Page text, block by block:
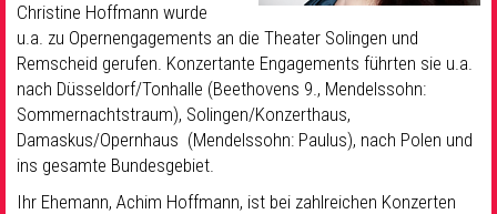
Seelsorge & Kontakt
Christine Hoffmann wurde
u.a. zu Opernengagements an die Theater Solingen und
Remscheid gerufen. Konzertante Engagements führten sie u.a.
nach Düsseldorf/Tonhalle (Beethovens 9., Mendelssohn:
Sommernachtstraum), Solingen/Konzerthaus,
Damaskus/Opernhaus (Mendelssohn: Paulus), nach Polen und
ins gesamte Bundesgebiet.
Ihr Ehemann, Achim Hoffmann, ist bei zahlreichen Konzerten